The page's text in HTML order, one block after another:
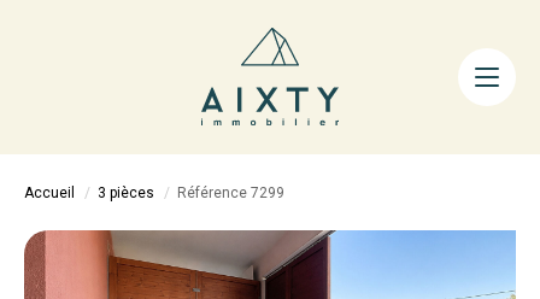
ACHETER
LA MÉTHODE
AIXTY & VOUS
Accueil 3 pièces Référence 7299